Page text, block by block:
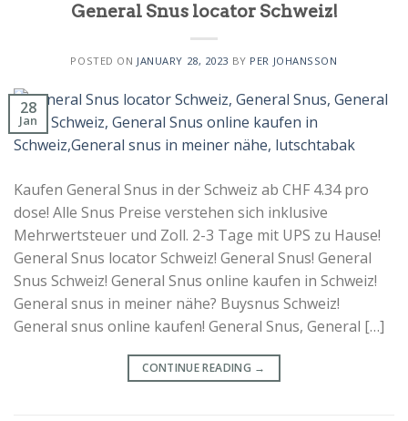
General Snus locator Schweiz!
POSTED ON JANUARY 28, 2023 BY PER JOHANSSON
28
Jan
Kaufen General Snus in der Schweiz ab CHF 4.34 pro
dose! Alle Snus Preise verstehen sich inklusive
Mehrwertsteuer und Zoll. 2-3 Tage mit UPS zu Hause!
General Snus locator Schweiz! General Snus! General
Snus Schweiz! General Snus online kaufen in Schweiz!
General snus in meiner nähe? Buysnus Schweiz!
General snus online kaufen! General Snus, General […]
CONTINUE READING →